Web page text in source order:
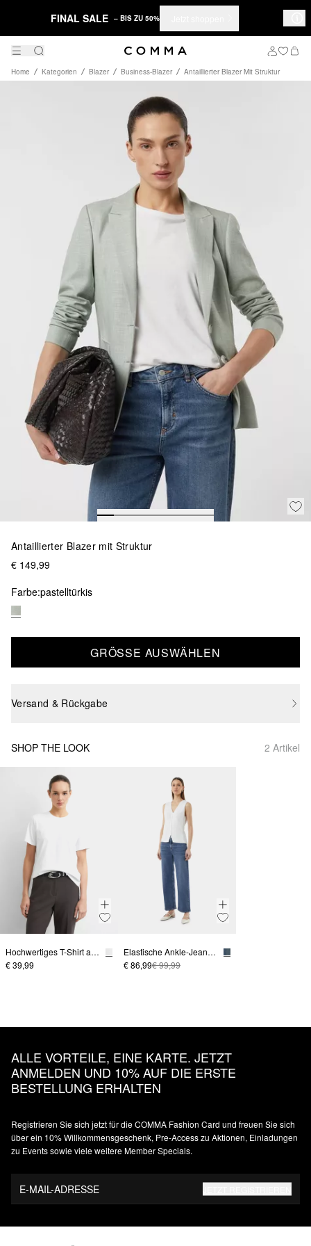
FINAL SALE – BIS ZU 50%
Home Kategorien Blazer Business-Blazer Antaillierter Blazer Mit Struktur
Antaillierter Blazer mit Struktur
€ 149,99
Farbe:pastelltürkis
GRÖSSE AUSWÄHLEN
Versand & Rückgabe
SHOP THE LOOK 2 Artikel
Hochwertiges T-Shirt aus Baumwolle
€ 39,99
Elastische Ankle-Jeans mit Straight Leg
€ 86,99€ 99,99
ALLE VORTEILE, EINE KARTE. JETZT
ANMELDEN UND 10% AUF DIE ERSTE
BESTELLUNG ERHALTEN
Registrieren Sie sich jetzt für die COMMA Fashion Card und freuen Sie sich
über ein 10% Willkommensgeschenk, Pre-Access zu Aktionen, Einladungen
zu Events sowie viele weitere Member Specials.
E-MAIL-ADRESSE